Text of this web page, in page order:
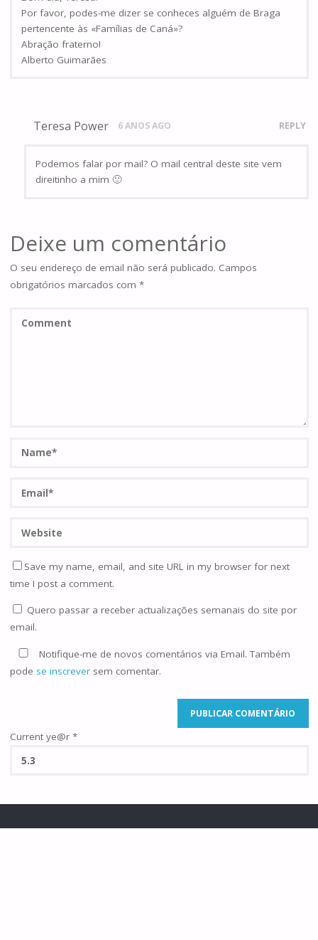
Por favor, podes-me dizer se conheces alguém de Braga
pertencente às «Famílias de Caná»?
Abração fraterno!
Alberto Guimarães
Teresa Power 6 ANOS AGO REPLY
Podemos falar por mail? O mail central deste site vem
direitinho a mim 🙂
Deixe um comentário
O seu endereço de email não será publicado. Campos
obrigatórios marcados com *
Save my name, email, and site URL in my browser for next
time I post a comment.
Quero passar a receber actualizações semanais do site por
email.
Notifique-me de novos comentários via Email. Também
pode se inscreversem comentar.
Current ye@r *